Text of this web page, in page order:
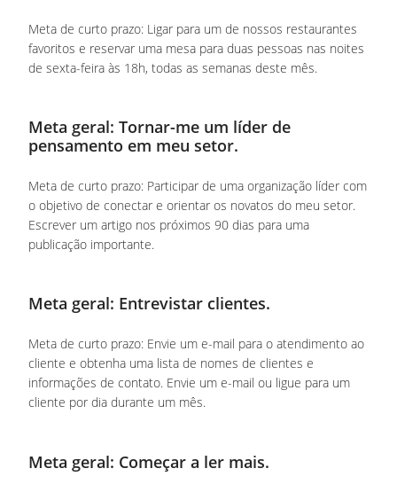
Meta de curto prazo: Ligar para um de nossos restaurantes
favoritos e reservar uma mesa para duas pessoas nas noites
de sexta-feira às 18h, todas as semanas deste mês.
Meta geral: Tornar-me um líder de
pensamento em meu setor.
Meta de curto prazo: Participar de uma organização líder com
o objetivo de conectar e orientar os novatos do meu setor.
Escrever um artigo nos próximos 90 dias para uma
publicação importante.
Meta geral: Entrevistar clientes.
Meta de curto prazo: Envie um e-mail para o atendimento ao
cliente e obtenha uma lista de nomes de clientes e
informações de contato. Envie um e-mail ou ligue para um
cliente por dia durante um mês.
Meta geral: Começar a ler mais.